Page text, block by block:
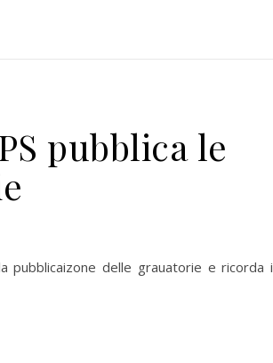
pubblica le
pubblicaizone delle grauatorie e ricorda i